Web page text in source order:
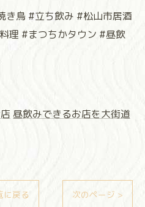
き鳥 #立ち飲み #松山市居酒
理 #まつちかタウン #昼飲
昼飲みできるお店を大街道
に戻る 次のページ >